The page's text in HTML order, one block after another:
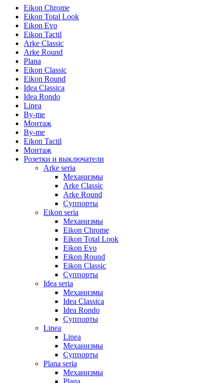
Eikon Chrome
Eikon Total Look
Eikon Evo
Eikon Tactil
Arke Classic
Arke Round
Plana
Eikon Classic
Eikon Round
Idea Classica
Idea Rondo
Linea
By-me
Монтаж
By-me
Eikon Tactil
Монтаж
Розетки и выключатели
Arke seria
Механизмы
Arke Classic
Arke Round
Суппорты
Eikon seria
Механизмы
Eikon Chrome
Eikon Total Look
Eikon Evo
Eikon Round
Eikon Classic
Суппорты
Idea seria
Механизмы
Idea Classica
Idea Rondo
Суппорты
Linea
Linea
Механизмы
Суппорты
Plana seria
Механизмы
Plana